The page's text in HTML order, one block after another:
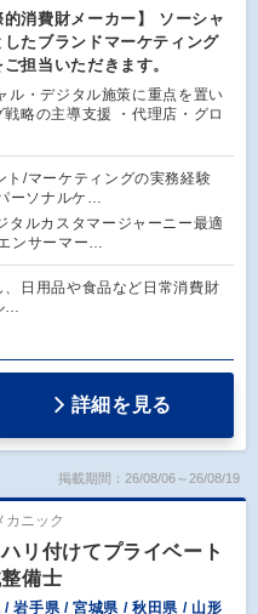
的消費財メーカー】 ソーシャ
たブランドマーケティング
担当いただきます。
ル・デジタル施策に重点を置い
略の主導支援 ・代理店・グロ
ト/マーケティングの実務経験
ーソナルケ…
タルカスタマージャーニー最適
ンサーマー…
、日用品や食品など日常消費財
…
詳細を見る
掲載期間：26/08/06～26/08/19
カニック
リ付けてプライベート
備士
/ 岩手県 / 宮城県 / 秋田県 / 山形